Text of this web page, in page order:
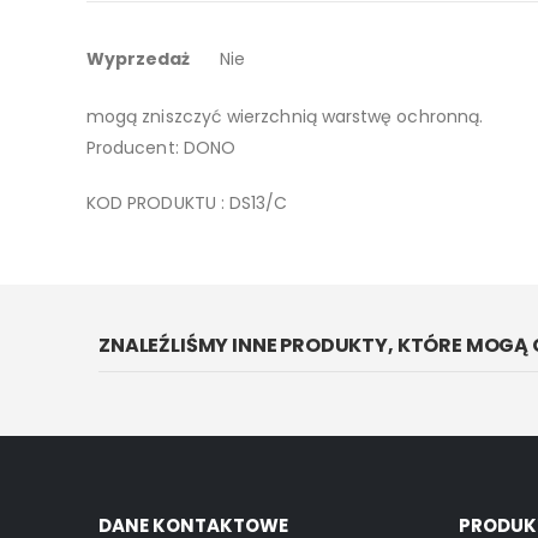
Obrazek osadzony jest na lakierowanym drewnie,
mogą zniszczyć wierzchnią warstwę ochronną.
Producent: DONO
KOD PRODUKTU : DS13/C
Więcej
Wyprzedaż Nie
ZNALEŹLIŚMY INNE PRODUKTY, KTÓRE
DANE KONTAKTOWE